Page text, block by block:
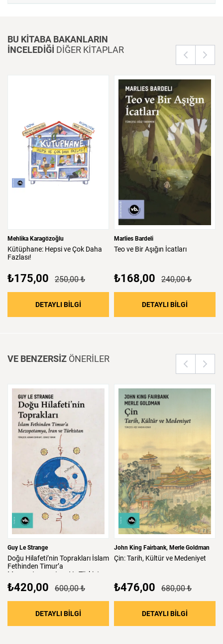
BU KİTABA BAKANLARIN
İNCELEDİĞİ DİĞER KİTAPLAR
Mehlika Karagözoğlu
Kütüphane: HepsiveÇok Daha
Fazlası!
₺175,00 250,00 ₺
DETAYLI BİLGİ : Kütüphane: Hepsi ve Çok Daha Fazlası!
Marlies Bardeli
Teove BirAşığın İcatları
₺168,00 240,00 ₺
DETAYLI BİLGİ
VE BENZERSİZ ÖNERİLER
Guy Le Strange
Doğu Hilafeti’nin Toprakları İslam
Fethinden Timur’a
Mezopotamya,
Iran Ve Türkistan
₺420,00 600,00 ₺
DETAYLI BİLGİ : Doğu Hilafeti’nin Toprakları İslam
John King Fairbank Merle Goldman
Çin:Tarih, Kültürve Medeniyet
₺476,00 680,00 ₺
DETAYLI BİLGİ